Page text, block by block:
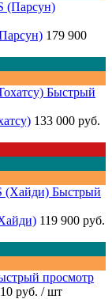
179 900
Быстрый
133 000 руб.
Быстрый
119 900 руб.
просмотр
руб. / шт